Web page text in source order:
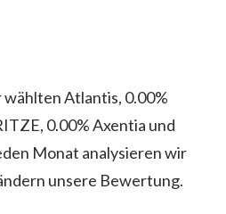
Atlantis, 0.00%
0.00% Axentia und
Monat analysieren wir
unsere Bewertung.